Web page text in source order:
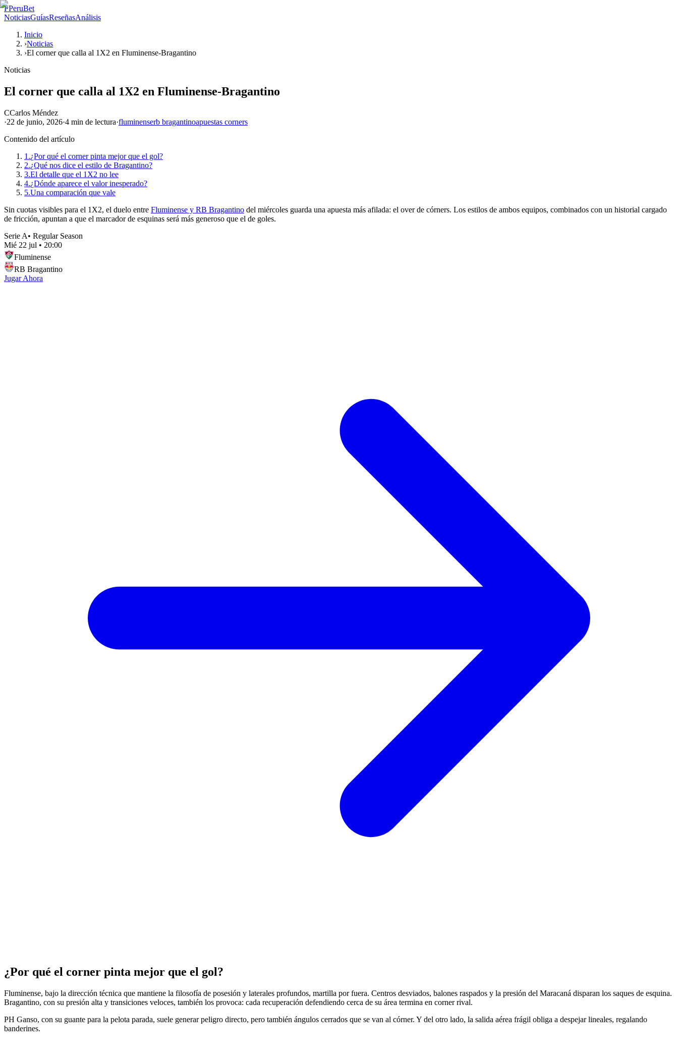
PPeruBet
NoticiasGuíasReseñasAnálisis
Inicio
›Noticias
›El corner que calla al 1X2 en Fluminense-Bragantino
Noticias
El corner que calla al 1X2 en Fluminense-Bragantino
CCarlos Méndez
·22 de junio, 2026·4 min de lectura·fluminenserb bragantinoapuestas corners
Contenido del artículo
1.¿Por qué el corner pinta mejor que el gol?
2.¿Qué nos dice el estilo de Bragantino?
3.El detalle que el 1X2 no lee
4.¿Dónde aparece el valor inesperado?
5.Una comparación que vale
Sin cuotas visibles para el 1X2, el duelo entre Fluminense y RB Bragantino del miércoles guarda una apuesta más afilada: el over de córners. Los estilos de ambos equipos, combinados con un historial cargado
de fricción, apuntan a que el marcador de esquinas será más generoso que el de goles.
Serie A• Regular Season
Mié 22 jul • 20:00
Fluminense
RB Bragantino
Jugar Ahora
¿Por qué el corner pinta mejor que el gol?
Fluminense, bajo la dirección técnica que mantiene la filosofía de posesión y laterales profundos, martilla por fuera. Centros desviados, balones raspados y la presión del Maracaná disparan los saques de esquina.
Bragantino, con su presión alta y transiciones veloces, también los provoca: cada recuperación defendiendo cerca de su área termina en corner rival.
PH Ganso, con su guante para la pelota parada, suele generar peligro directo, pero también ángulos cerrados que se van al córner. Y del otro lado, la salida aérea frágil obliga a despejar lineales, regalando
banderines.